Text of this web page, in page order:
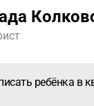
ребёнка в